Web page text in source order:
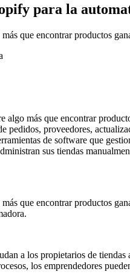
para la
que encontrar productos
más que encontrar
pedidos, proveedores,
de software que
sus tiendas
que encontrar productos
a los propietarios de
los emprendedores